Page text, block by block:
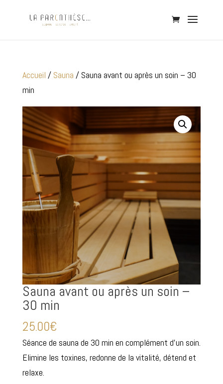
Accueil / Sauna / Sauna avant ou après un soin – 30
min
Sauna avant ou après un soin –
30 min
25.00€
Séance de sauna de 30 min en complément d’un soin.
Elimine les toxines, redonne de la vitalité, détend et
relaxe.